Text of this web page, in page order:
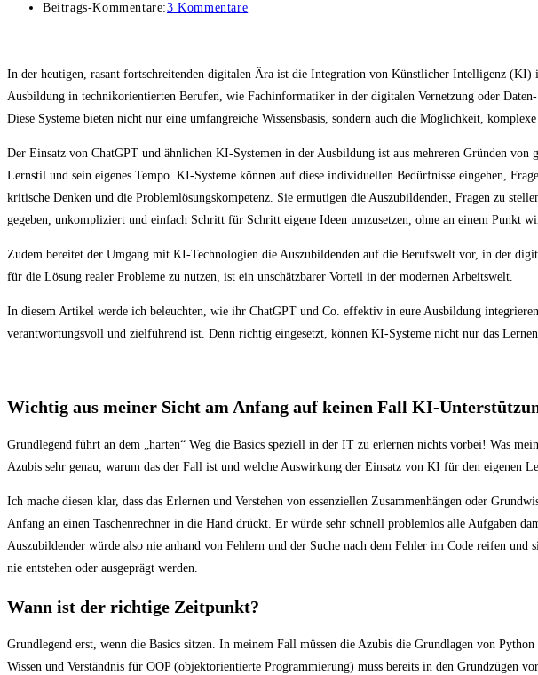
Beitrags-Kommentare:3 Kommentare
In der heutigen, rasant fortschreitenden digitalen Ära ist die Integration von Künstlicher Intelligenz
Ausbildung in technikorientierten Berufen, wie Fachinformatiker in der digitalen Vernetzung oder
Diese Systeme bieten nicht nur eine umfangreiche Wissensbasis, sondern auch die Möglichkeit,
Der Einsatz von ChatGPT und ähnlichen KI-Systemen in der Ausbildung ist aus mehreren Gründen
Lernstil und sein eigenes Tempo. KI-Systeme können auf diese individuellen Bedürfnisse eingehen,
kritische Denken und die Problemlösungskompetenz. Sie ermutigen die Auszubildenden, Fragen zu
gegeben, unkompliziert und einfach Schritt für Schritt eigene Ideen umzusetzen, ohne an einem Punkt
Zudem bereitet der Umgang mit KI-Technologien die Auszubildenden auf die Berufswelt vor, in der
für die Lösung realer Probleme zu nutzen, ist ein unschätzbarer Vorteil in der modernen Arbeitswelt.
In diesem Artikel werde ich beleuchten, wie ihr ChatGPT und Co. effektiv in eure Ausbildung
verantwortungsvoll und zielführend ist. Denn richtig eingesetzt, können KI-Systeme nicht nur das
Wichtig aus meiner Sicht am Anfang auf keinen Fall KI-
Grundlegend führt an dem „harten“ Weg die Basics speziell in der IT zu erlernen nichts vorbei! Was
Azubis sehr genau, warum das der Fall ist und welche Auswirkung der Einsatz von KI für den eigenen
Ich mache diesen klar, dass das Erlernen und Verstehen von essenziellen Zusammenhängen oder
Anfang an einen Taschenrechner in die Hand drückt. Er würde sehr schnell problemlos alle Aufgaben
Auszubildender würde also nie anhand von Fehlern und der Suche nach dem Fehler im Code reifen
nie entstehen oder ausgeprägt werden.
Wann ist der richtige Zeitpunkt?
Grundlegend erst, wenn die Basics sitzen. In meinem Fall müssen die Azubis die Grundlagen von
Wissen und Verständnis für OOP (objektorientierte Programmierung) muss bereits in den Grundzügen